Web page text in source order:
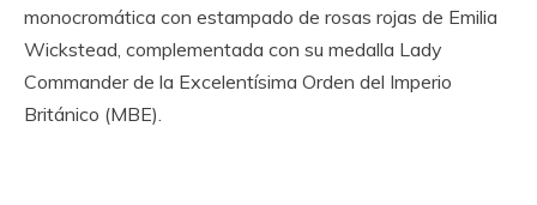
monocromática con estampado de rosas rojas de Emilia
Wickstead, complementada con su medalla Lady
Commander de la Excelentísima Orden del Imperio
Británico (MBE).